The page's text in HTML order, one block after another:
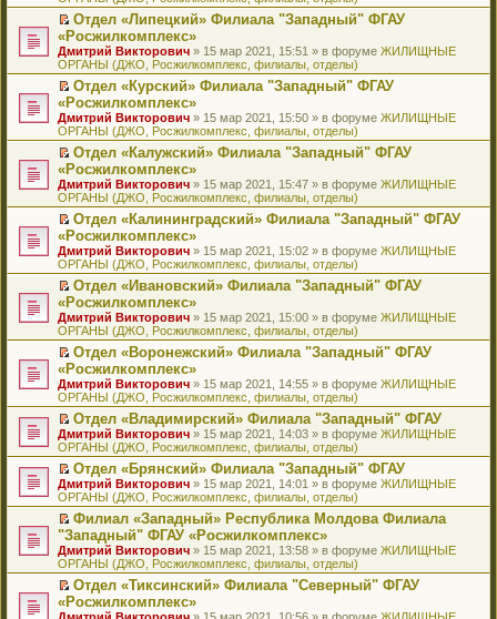
щ
е
н
ю
у
с
о
б
щ
е
н
ю
а
н
н
м
у
с
о
б
щ
е
н
ю
р
о
ч
т
а
н
н
м
у
с
о
б
щ
е
н
ю
м
у
н
п
р
о
ч
т
а
н
н
м
у
с
о
б
щ
е
н
ю
п
е
р
о
м
у
н
п
р
о
ч
т
а
н
н
м
у
с
о
б
щ
е
н
ю
е
й
т
к
п
е
р
о
м
у
н
п
р
о
ч
т
а
н
н
м
у
с
о
б
щ
е
н
и
ю
П
р
е
й
т
к
п
е
р
о
м
у
н
п
р
о
ч
т
а
н
н
м
у
с
о
о
б
щ
е
н
и
ю
Отдел «Липецкий» Филиала "Западный" ФГАУ
«Росжилкомплекс»
Дмитрий Викторович » 15 мар 2021, 15:51 » в форуме ЖИЛИЩНЫЕ
ОРГАНЫ (ДЖО, Росжилкомплекс, филиалы, отделы)
П
р
е
й
т
к
п
е
р
о
м
у
н
п
р
о
ч
т
а
н
н
о
м
у
с
о
о
б
щ
е
н
и
ю
Отдел «Курский» Филиала "Западный" ФГАУ
«Росжилкомплекс»
Дмитрий Викторович » 15 мар 2021, 15:50 » в форуме ЖИЛИЩНЫЕ
ОРГАНЫ (ДЖО, Росжилкомплекс, филиалы, отделы)
П
р
е
й
т
к
п
е
р
о
м
у
н
п
р
о
ч
и
т
а
н
н
о
м
у
с
о
о
б
щ
е
Отдел «Калужский» Филиала "Западный" ФГАУ
«Росжилкомплекс»
Дмитрий Викторович » 15 мар 2021, 15:47 » в форуме ЖИЛИЩНЫЕ
ОРГАНЫ (ДЖО, Росжилкомплекс, филиалы, отделы)
П
р
е
й
т
к
п
е
р
о
м
у
н
е
п
р
о
ч
и
т
а
н
н
о
м
у
с
Отдел «Калининградский» Филиала "Западный" ФГАУ
«Росжилкомплекс»
Дмитрий Викторович » 15 мар 2021, 15:02 » в форуме ЖИЛИЩНЫЕ
ОРГАНЫ (ДЖО, Росжилкомплекс, филиалы, отделы)
П
р
е
й
т
к
п
е
р
в
о
м
у
н
е
п
р
о
ч
и
т
а
н
Отдел «Ивановский» Филиала "Западный" ФГАУ
«Росжилкомплекс»
Дмитрий Викторович » 15 мар 2021, 15:00 » в форуме ЖИЛИЩНЫЕ
ОРГАНЫ (ДЖО, Росжилкомплекс, филиалы, отделы)
П
р
е
й
т
и
к
п
е
р
в
о
м
у
н
е
п
р
о
Отдел «Воронежский» Филиала "Западный" ФГАУ
«Росжилкомплекс»
Дмитрий Викторович » 15 мар 2021, 14:55 » в форуме ЖИЛИЩНЫЕ
ОРГАНЫ (ДЖО, Росжилкомплекс, филиалы, отделы)
П
е
р
е
й
т
и
к
п
е
р
в
о
м
у
Отдел «Владимирский» Филиала "Западный" ФГАУ
Дмитрий Викторович » 15 мар 2021, 14:03 » в форуме ЖИЛИЩНЫЕ
ОРГАНЫ (ДЖО, Росжилкомплекс, филиалы, отделы)
П
е
р
е
й
т
и
к
п
е
р
Отдел «Брянский» Филиала "Западный" ФГАУ
Дмитрий Викторович » 15 мар 2021, 14:01 » в форуме ЖИЛИЩНЫЕ
ОРГАНЫ (ДЖО, Росжилкомплекс, филиалы, отделы)
П
е
р
е
й
т
Филиал «Западный» Республика Молдова Филиала
"Западный" ФГАУ «Росжилкомплекс»
Дмитрий Викторович » 15 мар 2021, 13:58 » в форуме ЖИЛИЩНЫЕ
ОРГАНЫ (ДЖО, Росжилкомплекс, филиалы, отделы)
П
Отдел «Тиксинский» Филиала "Северный" ФГАУ
«Росжилкомплекс»
Дмитрий Викторович » 15 мар 2021, 10:56 » в форуме ЖИЛИЩНЫЕ